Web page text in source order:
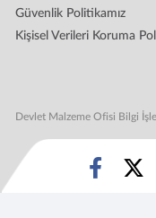
Güvenlik Politikamız
Kişisel Verileri Koruma
Devlet Malzeme Ofisi Bilgi